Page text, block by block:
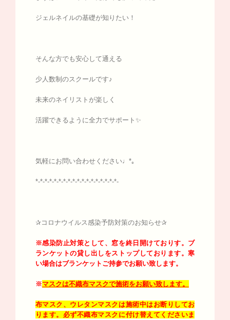
ジェルネイルの基礎が知りたい！
そんな方でも安心して通える
少人数制のスクールです♪
未来のネイリストが楽しく
活躍できるように全力でサポート✨
気軽にお問い合わせください♩*｡
*-*-*-*-*-*-*-*-*-*-*-*-*-*-*-*-*-*-
✰コロナウイルス感染予防対策のお知らせ✰
※感染防止対策として、窓を終日開けておりす。 ブ
ランケットの貸し出しをストップしております。寒
い場合はブランケットご持参でお願い致します。
※マスクは不織布マスクで施術をお願い致します。
布マスク、ウレタンマスクは施術中はお断りしてお
ります。必ず不織布マスクに付け替えてくださいま